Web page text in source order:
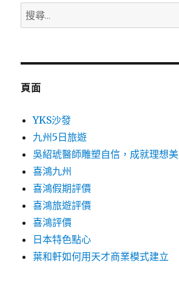
搜
尋
鍵
頁面
YKS沙發
九州5日旅遊
吳紹琥醫師雕塑自信，成就理想美
喜鴻九州
喜鴻假期評價
喜鴻旅遊評價
喜鴻評價
日本特色點心
葉和軒如何用天才商業模式建立